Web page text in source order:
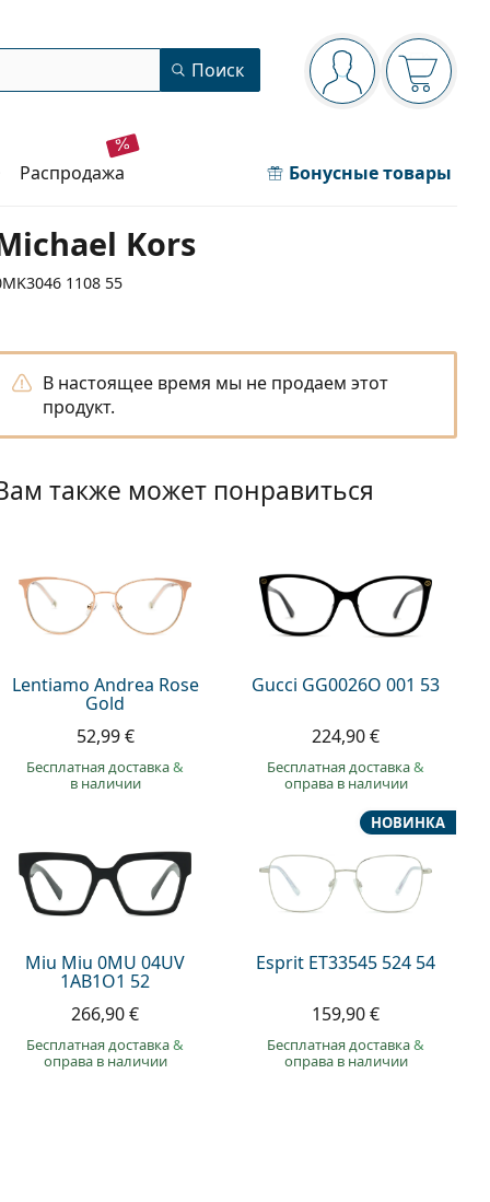
Панель навигации
Вы вошли вВаша
Поиск
распродажа Бонусные товары
Kors
1108 55
В настоящее время мы не продаем этот
продукт.
также может понравиться
Lentiamo Andrea Rose
Gold
52,99 €
Бесплатная доставка&
в наличии
Gucci GG0026O 001 53
224,90 €
Бесплатная доставка&
оправа в наличии
Miu Miu 0MU 04UV
1AB1O1 52
266,90 €
Бесплатная доставка&
оправа в наличии
Esprit ET33545 524 54
НОВИНКА
159,90 €
Бесплатная доставка&
оправа в наличии